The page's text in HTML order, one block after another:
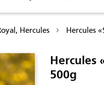
Hercules Hercules
Hercules
500g